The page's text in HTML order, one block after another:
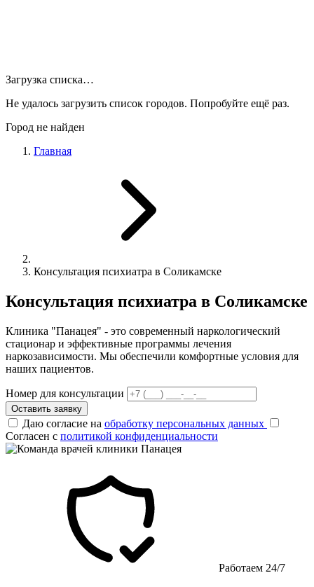
Загрузка списка…
Не удалось загрузить список городов. Попробуйте ещё раз.
Город не найден
Главная
Консультация психиатра в Соликамске
Консультация психиатра в Соликамске
Клиника "Панацея" - это современный наркологический
стационар и эффективные программы лечения
наркозависимости. Мы обеспечили комфортные условия для
наших пациентов.
Номер для консультации
Оставить заявку
Даю согласие на обработку персональных данных
Согласен с политикой конфиденциальности
Работаем 24/7